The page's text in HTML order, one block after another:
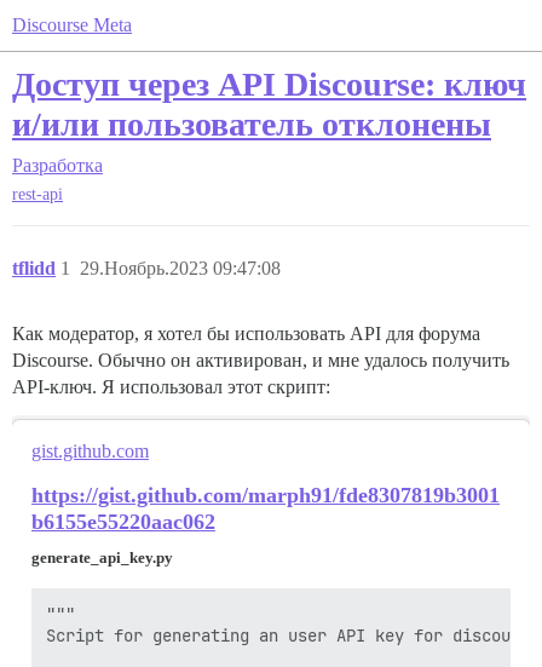
Discourse Meta
Доступ через API Discourse: ключ
и/или пользователь отклонены
Разработка
rest-api
tflidd 29.Ноябрь.2023 09:47:08
1
Как модератор, я хотел бы использовать API для форума
Discourse. Обычно он активирован, и мне удалось получить
API-ключ. Я использовал этот скрипт:
gist.github.com
https://gist.github.com/marph91/fde8307819b3001
b6155e55220aac062
generate_api_key.py
"""
Script for generating an user API key for